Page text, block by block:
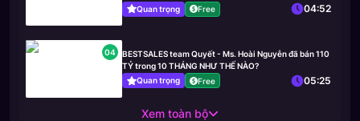
Quan trọng
Free 04:52
04
BESTSALES team Quyết - Ms. Hoài Nguyễn đã bán 110
TỶ trong 10 THÁNG NHƯ THẾ NÀO?
Quan trọng
Free 05:25
Xem toàn bộ